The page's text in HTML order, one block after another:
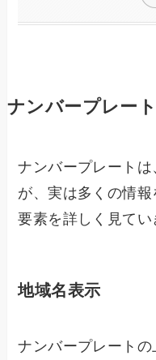
ナンバープレー
ナンバープレート
が、実は多くの情
要素を詳しく見てい
地域名表示
ナンバープレート